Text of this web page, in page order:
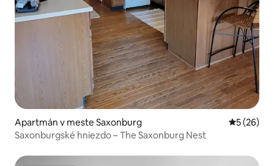
Apartmán v meste Saxonburg
5 (26)
Saxonburgské hniezdo – The Saxonburg Nest